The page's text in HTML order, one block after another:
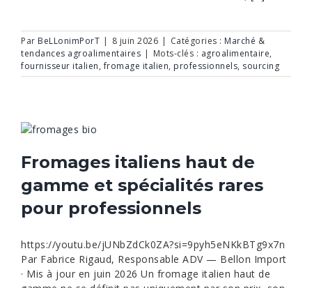
Par BeLLonimPorT | 8 juin 2026 | Catégories : Marché &
tendances agroalimentaires | Mots-clés : agroalimentaire,
fournisseur italien,fromage italien, professionnels, sourcing
Fromages italiens haut de
gamme et spécialités rares
pour professionnels
https://youtu.be/jUNbZdCk0ZA?si=9pyh5eNKkBTg9x7n
Par Fabrice Rigaud, Responsable ADV — Bellon Import
· Mis à jour en juin 2026 Un fromage italien haut de